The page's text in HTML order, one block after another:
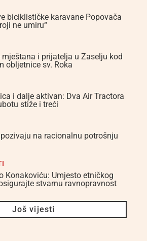
biciklističke karavane Popovača
ne umiru“
i prijatelja u Zaselju kod
obljetnice sv. Roka
i dalje aktivan: Dva Air Tractora
stiže i treći
na racionalnu potrošnju
Konakoviću: Umjesto etničkog
stvarnu ravnopravnost
Još vijesti